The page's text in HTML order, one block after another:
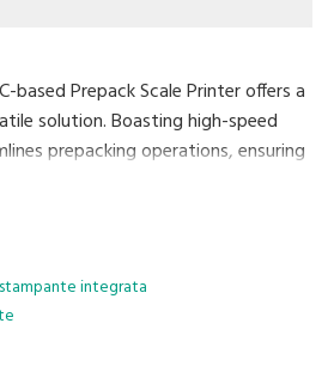
based Prepack Scale Printer offers a
solution. Boasting high-speed
prepacking operations, ensuring
compromising on workspace.
continuous label printing
of packing needs
integrata